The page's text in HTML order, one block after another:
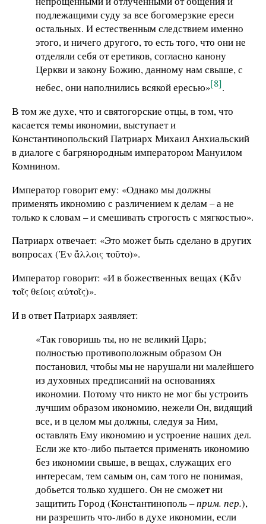
подлежащими суду за все богомерзкие ереси
остальных. И естественным следствием именно
этого, и ничего другого, то есть того, что они не
отделяли себя от еретиков, согласно канону
Церкви и закону Божию, данному нам свыше, с
небес, они наполнились всякой ересью»[8].
В том же духе, что и святогорские отцы, в том, что
касается темы икономии, выступает и
Константинопольский Патриарх Михаил Анхиальский
в диалоге с багрянородным императором Мануилом
Комнином.
Император говорит ему: «Однако мы должны
применять икономию с различением к делам – а не
только к словам – и смешивать строгость с мягкостью».
Патриарх отвечает: «Это может быть сделано в других
вопросах (Ἐν ἄλλοις τοῦτο)».
Император говорит: «И в божественных вещах (Κἄν
τοῖς θείοις αὐτοῖς)».
И в ответ Патриарх заявляет:
«Так говоришь ты, но не великий Царь;
полностью противоположным образом Он
постановил, чтобы мы не нарушали ни малейшего
из духовных предписаний на основаниях
икономии. Потому что никто не мог бы устроить
лучшим образом икономию, нежели Он, видящий
все, и в целом мы должны, следуя за Ним,
оставлять Ему икономию и устроение наших дел.
Если же кто-либо пытается применять икономию
без икономии свыше, в вещах, служащих его
интересам, тем самым он, сам того не понимая,
добьется только худшего. Он не сможет ни
защитить Город (Константинополь –прим. пер.),
ни разрешить что-либо в духе икономии, если